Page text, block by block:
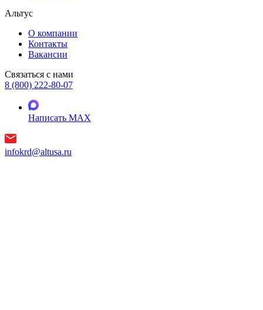
Альтус
О компании
Контакты
Вакансии
Связаться с нами
8 (800) 222-80-07
Написать MAX
infokrd@altusa.ru